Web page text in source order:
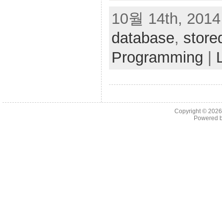
10월 14th,
database,
Programming
Copyright ©
Powered